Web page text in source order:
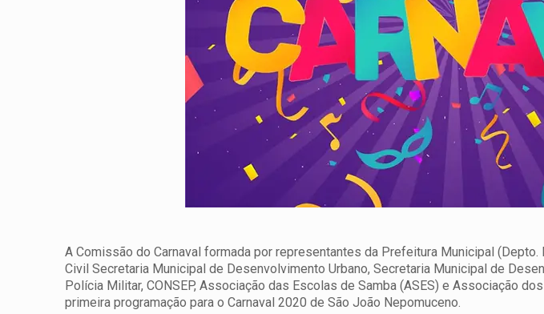
A Comissão do Carnaval formada por representantes da Prefeitura Municipal (Depto.
Civil Secretaria Municipal de Desenvolvimento Urbano, Secretaria Municipal de
Polícia Militar, CONSEP, Associação das Escolas de Samba (ASES) e Associação
primeira programação para o Carnaval 2020 de São João Nepomuceno.